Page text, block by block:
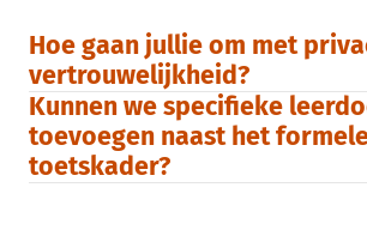
Hoe gaan jullie om met
vertrouwelijkheid?
Kunnen we specifieke
toevoegen naast het
toetskader?